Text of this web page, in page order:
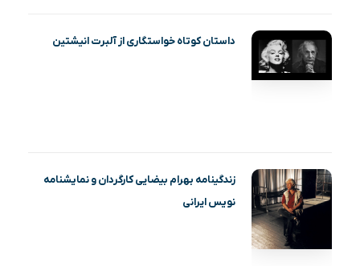
داستان کوتاه خواستگاری از آلبرت انیشتین
زندگینامه بهرام بیضایی کارگردان و نمایشنامه
نویس ایرانی